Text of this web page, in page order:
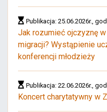
Publikacja: 25.06.2026r.,
Jak rozumieć ojczyznę
migracji? Wystąpienie
konferencji młodzieży
Publikacja: 22.06.2026r.,
Koncert charytatywny w